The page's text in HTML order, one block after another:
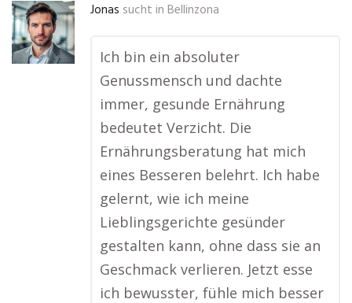
Jonas sucht in Bellinzona
Ich bin ein absoluter
Genussmensch und dachte
immer, gesunde Ernährung
bedeutet Verzicht. Die
Ernährungsberatung hat mich
eines Besseren belehrt. Ich habe
gelernt, wie ich meine
Lieblingsgerichte gesünder
gestalten kann, ohne dass sie an
Geschmack verlieren. Jetzt esse
ich bewusster, fühle mich besser